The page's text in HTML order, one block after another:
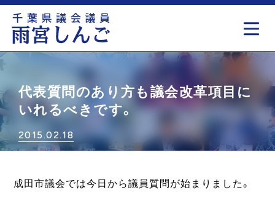
代表質問のあり方も議会改革項目に
いれるべきです。
2015.02.18
成田市議会では今日から議員質問が始まりました。